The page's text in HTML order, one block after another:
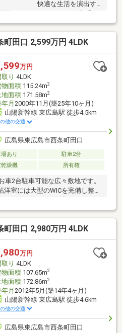
快適な生活を演出す
徴 ・・・―――――☆◇「フ
便利な買い物利便性！◆南向
6帖と併せて22帖の広さを確保
です！◇2階居室には南向きバ
すっきり収めるWICなど充実の
閑静な住宅街に位置し、買物利
限定1棟！ご見学予約随時受付
ください！
町田口 2,599万円 4LDK
万円
り 4LDK
物面積115.24m2
地面積171.58m2
月 2000年11月(築25年10ヶ月)
山陽新幹線 東広島駅 徒歩4.5km
他の交通
広島県東広島市西条町田口
あり
駐車2台
燥機 所有権
2台駐車可能な広々敷地です。
室には大型のWICを完備し整理
す。◇全室6帖以上の広々とし
リット・物件を見て触れる事で
WEBよりもリアルな資金シミュ
も類似の完成物件があればご案
ンから、ご希望の日時にご予約
町田口 2,980万円 4LDK
万円
取り 4LDK
物面積107.65m2
地面積172.86m2
年月2012年5月(築14年4ヶ月)
山陽新幹線 東広島駅 徒歩4.6km
他の交通
広島県東広島市西条町田口